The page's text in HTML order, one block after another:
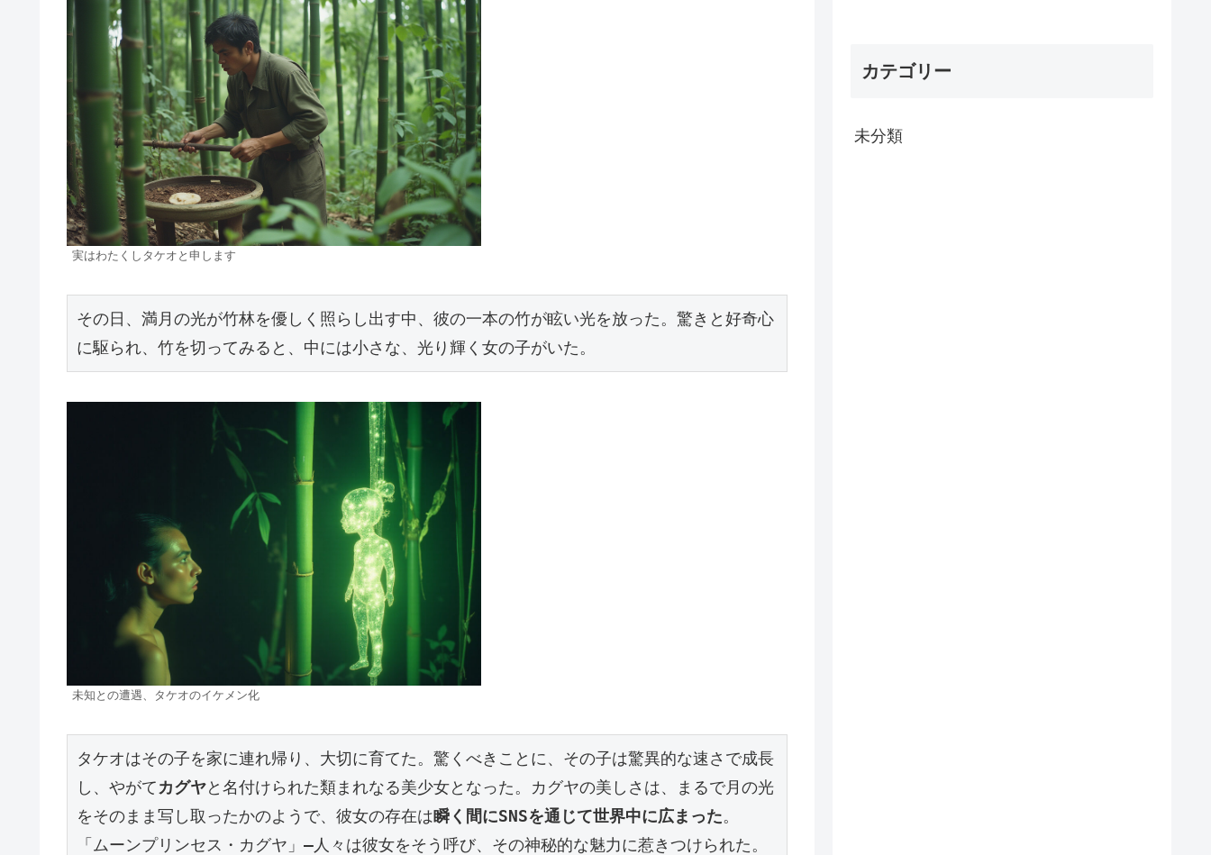
実はわたくしタケオと申します
その日、満月の光が竹林を優しく照らし出す中、彼の一本の竹が眩い光を放った。驚きと好奇心
に駆られ、竹を切ってみると、中には小さな、光り輝く女の子がいた。
未知との遭遇、タケオのイケメン化
タケオはその子を家に連れ帰り、大切に育てた。驚くべきことに、その子は驚異的な速さで成長
し、やがてカグヤと名付けられた類まれなる美少女となった。カグヤの美しさは、まるで月の光
をそのまま写し取ったかのようで、彼女の存在は瞬く間にSNSを通じて世界中に広まった。
「ムーンプリンセス・カグヤ」—人々は彼女をそう呼び、その神秘的な魅力に惹きつけられた。
カテゴリー
未分類